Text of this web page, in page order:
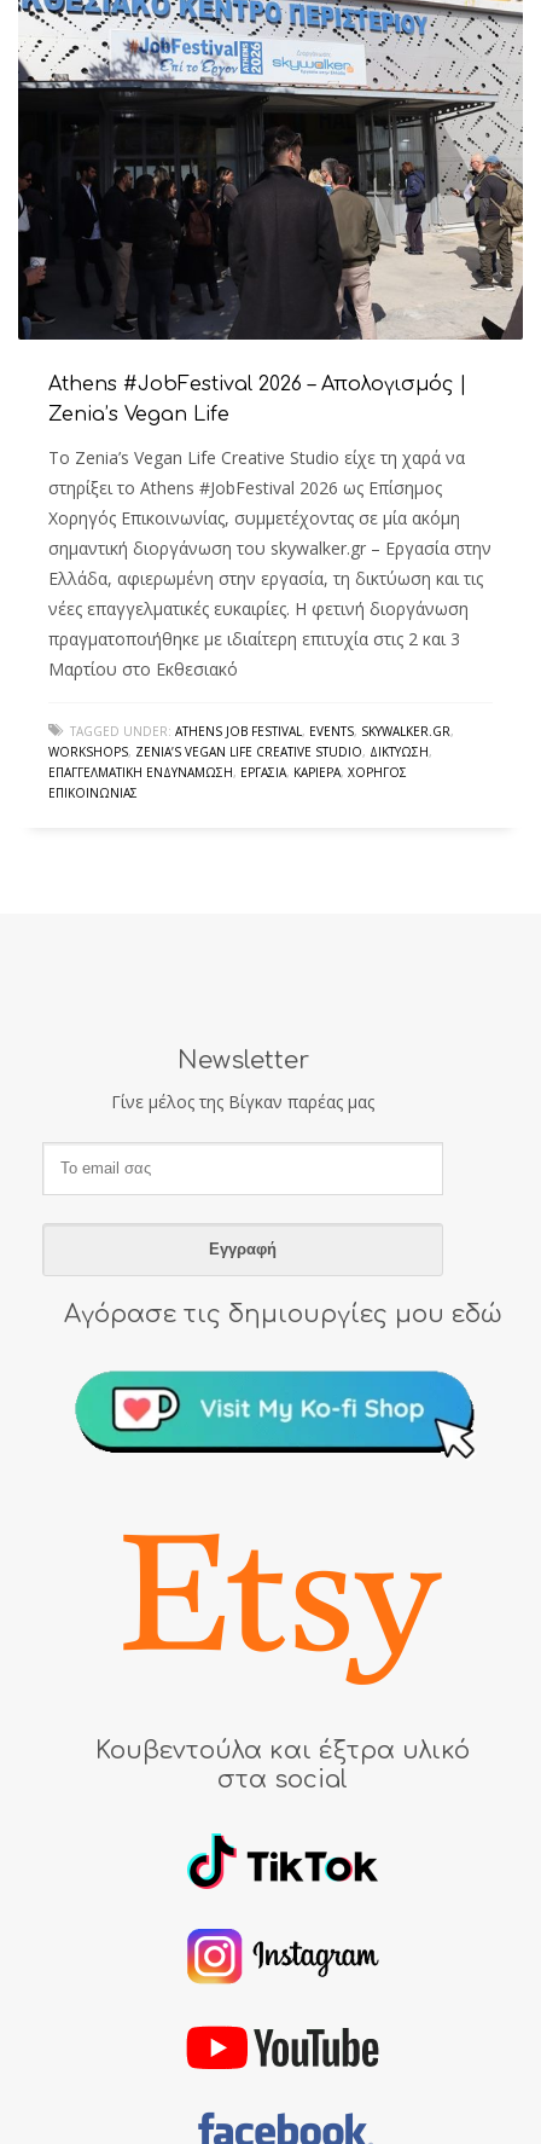
Athens #JobFestival 2026 – Απολογισμός |
Zenia’s Vegan Life
Το Zenia’s Vegan Life Creative Studio είχε τη χαρά να
στηρίξει το Athens #JobFestival 2026 ως Επίσημος
Χορηγός Επικοινωνίας, συμμετέχοντας σε μία ακόμη
σημαντική διοργάνωση του skywalker.gr – Εργασία στην
Ελλάδα, αφιερωμένη στην εργασία, τη δικτύωση και τις
νέες επαγγελματικές ευκαιρίες. Η φετινή διοργάνωση
πραγματοποιήθηκε με ιδιαίτερη επιτυχία στις 2 και 3
Μαρτίου στο Εκθεσιακό
TAGGED UNDER: ATHENS JOB FESTIVAL, EVENTS, SKYWALKER.GR,
WORKSHOPS, ZENIA’S VEGAN LIFE CREATIVE STUDIO, ΔΙΚΤΎΩΣΗ,
ΕΠΑΓΓΕΛΜΑΤΙΚΉ ΕΝΔΥΝΆΜΩΣΗ, ΕΡΓΑΣΊΑ, ΚΑΡΙΈΡΑ, ΧΟΡΗΓΌΣ
ΕΠΙΚΟΙΝΩΝΊΑΣ
Newsletter
Γίνε μέλος της Βίγκαν παρέας μας
Αγόρασε τις δημιουργίες μου εδώ
Κουβεντούλα και έξτρα υλικό
στα social